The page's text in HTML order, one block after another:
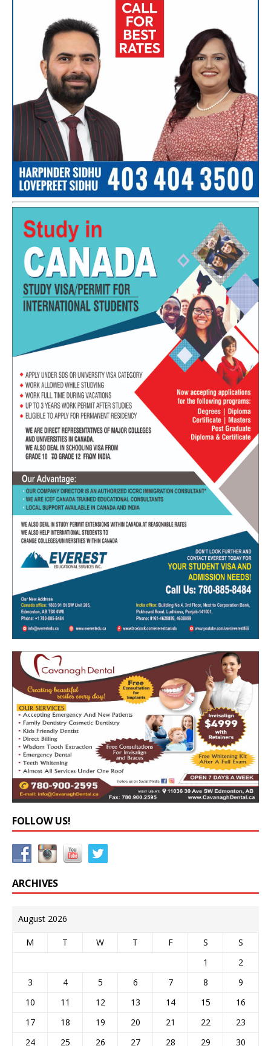
FOLLOW US!
ARCHIVES
August 2026
M T W T F S
S
1
2
3
4 5 6 7 8
9
10
11 12 13 14 15
16
17
18 19 20 21 22
23
24
25 26 27 28 29
30